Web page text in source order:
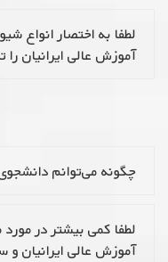
لطفا به اختصار انواع
آموزش عالی ایرانیان را
چگونه می‌توانم
لطفا کمی بیشتر در